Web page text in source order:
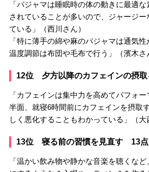
「パジャマは睡眠時の体の動きに最適
されていることが多いので、ジャージ
ている」（西川さん）
「特に薄手の綿や麻のパジャマは通気性
温度調節は布団や毛布で行う」（濱木さ
12位 夕方以降のカフェインの摂取
「カフェインは集中力を高めてパフォ
半面、就寝6時間前にカフェインを摂取
しく悪化することもわかっている」（大
13位 寝る前の習慣を見直す 13点
「温かい飲み物や静かな音楽を聴くな